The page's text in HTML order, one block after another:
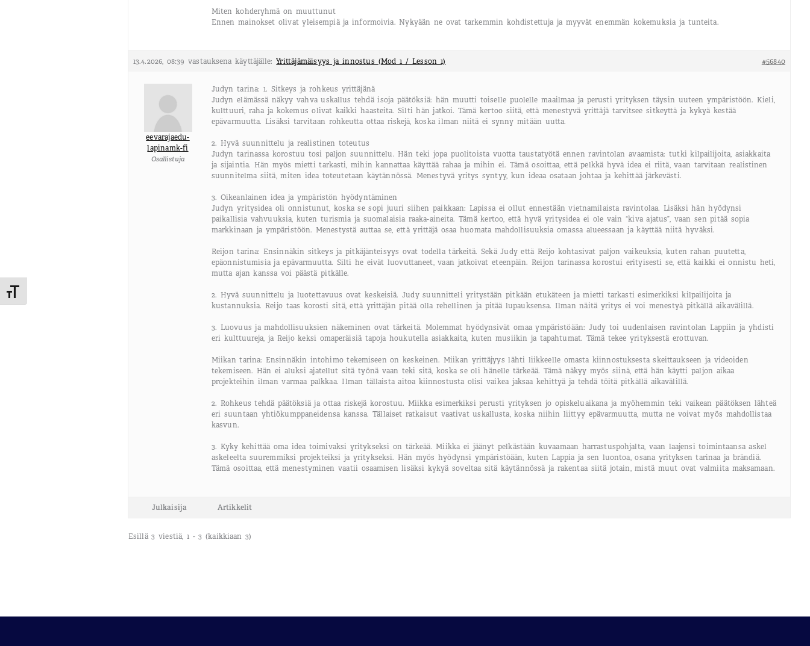
Toggle Font size
Miten kohderyhmä on muuttunut
Ennen mainokset olivat yleisempiä ja informoivia. Nykyään ne ovat tarkemmin kohdistettuja ja myyvät enemmän kokemuksia ja tunteita.
13.4.2026, 08:39 vastauksena käyttäjälle:Yrittäjämäisyys ja innostus (Mod 1 / Lesson 1) #56840
eevarajaedu-
lapinamk-fi
Osallistuja
Judyn tarina: 1. Sitkeys ja rohkeus yrittäjänä
Judyn elämässä näkyy vahva uskallus tehdä isoja päätöksiä: hän muutti toiselle puolelle maailmaa ja perusti yrityksen täysin uuteen ympäristöön. Kieli,
kulttuuri, raha ja kokemus olivat kaikki haasteita. Silti hän jatkoi. Tämä kertoo siitä, että menestyvä yrittäjä tarvitsee sitkeyttä ja kykyä kestää
epävarmuutta. Lisäksi tarvitaan rohkeutta ottaa riskejä, koska ilman niitä ei synny mitään uutta.
2. Hyvä suunnittelu ja realistinen toteutus
Judyn tarinassa korostuu tosi paljon suunnittelu. Hän teki jopa puolitoista vuotta taustatyötä ennen ravintolan avaamista: tutki kilpailijoita, asiakkaita
ja sijaintia. Hän myös mietti tarkasti, mihin kannattaa käyttää rahaa ja mihin ei. Tämä osoittaa, että pelkkä hyvä idea ei riitä, vaan tarvitaan realistinen
suunnitelma siitä, miten idea toteutetaan käytännössä. Menestyvä yritys syntyy, kun ideaa osataan johtaa ja kehittää järkevästi.
3. Oikeanlainen idea ja ympäristön hyödyntäminen
Judyn yritysidea oli onnistunut, koska se sopi juuri siihen paikkaan: Lapissa ei ollut ennestään vietnamilaista ravintolaa. Lisäksi hän hyödynsi
paikallisia vahvuuksia, kuten turismia ja suomalaisia raaka-aineita. Tämä kertoo, että hyvä yritysidea ei ole vain “kiva ajatus”, vaan sen pitää sopia
markkinaan ja ympäristöön. Menestystä auttaa se, että yrittäjä osaa huomata mahdollisuuksia omassa alueessaan ja käyttää niitä hyväksi.
Reijon tarina: Ensinnäkin sitkeys ja pitkäjänteisyys ovat todella tärkeitä. Sekä Judy että Reijo kohtasivat paljon vaikeuksia, kuten rahan puutetta,
epäonnistumisia ja epävarmuutta. Silti he eivät luovuttaneet, vaan jatkoivat eteenpäin. Reijon tarinassa korostui erityisesti se, että kaikki ei onnistu heti,
mutta ajan kanssa voi päästä pitkälle.
2. Hyvä suunnittelu ja luotettavuus ovat keskeisiä. Judy suunnitteli yritystään pitkään etukäteen ja mietti tarkasti esimerkiksi kilpailijoita ja
kustannuksia. Reijo taas korosti sitä, että yrittäjän pitää olla rehellinen ja pitää lupauksensa. Ilman näitä yritys ei voi menestyä pitkällä aikavälillä.
3. Luovuus ja mahdollisuuksien näkeminen ovat tärkeitä. Molemmat hyödynsivät omaa ympäristöään: Judy toi uudenlaisen ravintolan Lappiin ja yhdisti
eri kulttuureja, ja Reijo keksi omaperäisiä tapoja houkutella asiakkaita, kuten musiikin ja tapahtumat. Tämä tekee yrityksestä erottuvan.
Miikan tarina: Ensinnäkin intohimo tekemiseen on keskeinen. Miikan yrittäjyys lähti liikkeelle omasta kiinnostuksesta skeittaukseen ja videoiden
tekemiseen. Hän ei aluksi ajatellut sitä työnä vaan teki sitä, koska se oli hänelle tärkeää. Tämä näkyy myös siinä, että hän käytti paljon aikaa
projekteihin ilman varmaa palkkaa. Ilman tällaista aitoa kiinnostusta olisi vaikea jaksaa kehittyä ja tehdä töitä pitkällä aikavälillä.
2. Rohkeus tehdä päätöksiä ja ottaa riskejä korostuu. Miikka esimerkiksi perusti yrityksen jo opiskeluaikana ja myöhemmin teki vaikean päätöksen lähteä
eri suuntaan yhtiökumppaneidensa kanssa. Tällaiset ratkaisut vaativat uskallusta, koska niihin liittyy epävarmuutta, mutta ne voivat myös mahdollistaa
kasvun.
3. Kyky kehittää oma idea toimivaksi yritykseksi on tärkeää. Miikka ei jäänyt pelkästään kuvaamaan harrastuspohjalta, vaan laajensi toimintaansa askel
askeleelta suuremmiksi projekteiksi ja yritykseksi. Hän myös hyödynsi ympäristöään, kuten Lappia ja sen luontoa, osana yrityksen tarinaa ja brändiä.
Tämä osoittaa, että menestyminen vaatii osaamisen lisäksi kykyä soveltaa sitä käytännössä ja rakentaa siitä jotain, mistä muut ovat valmiita maksamaan.
Julkaisija Artikkelit
Esillä 3 viestiä, 1 - 3 (kaikkiaan 3)